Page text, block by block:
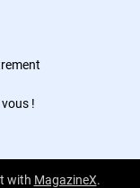
!
with MagazineX.